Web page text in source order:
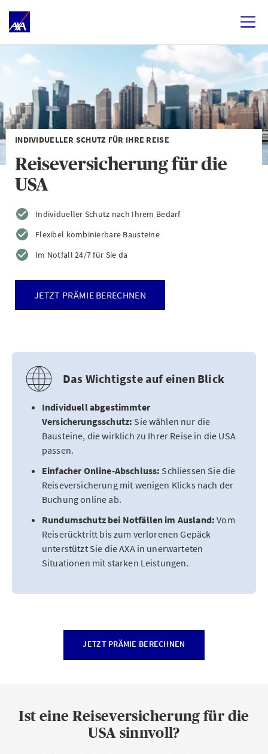
INDIVIDUELLER SCHUTZ FÜR IHRE REISE
Reiseversicherung für die
USA
Individueller Schutz nach Ihrem Bedarf
Flexibel kombinierbare Bausteine
Im Notfall 24/7 für Sie da
JETZT PRÄMIE BERECHNEN
Das Wichtigste auf einen Blick
Individuell abgestimmter
Versicherungsschutz: Sie wählen nur die
Bausteine, die wirklich zu Ihrer Reise in die USA
passen.
Einfacher Online-Abschluss: Schliessen Sie die
Reiseversicherung mit wenigen Klicks nach der
Buchung online ab.
Rundumschutz bei Notfällen im Ausland: Vom
Reiserücktritt bis zum verlorenen Gepäck
unterstützt Sie die AXA in unerwarteten
Situationen mit starken Leistungen.
JETZT PRÄMIE BERECHNEN
Ist eine Reiseversicherung für die
USA sinnvoll?